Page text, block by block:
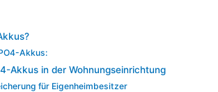
Akkus:
Akkus in der Wohnungseinrichtung
für Eigenheimbesitzer